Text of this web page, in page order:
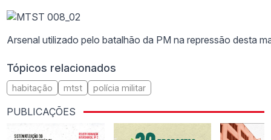
Arsenal utilizado pelo batalhão da PM na repressão desta
Tópicos relacionados
habitação mtst polícia militar
PUBLICAÇÕES